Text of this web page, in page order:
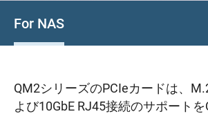
For NAS
QM2シリーズのPCIeカードは、
よび10GbE RJ45接続のサポートを